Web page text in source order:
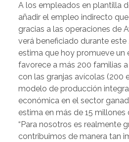
A los empleados en plantilla
añadir el empleo indirecto
gracias a las operaciones de
verá beneficiado durante este
estima que hoy promueve un
favorece a más 200 familias
con las granjas avícolas (200
modelo de producción
económica en el sector
estima en más de 15 millones
“Para nosotros es realmente
contribuimos de manera tan